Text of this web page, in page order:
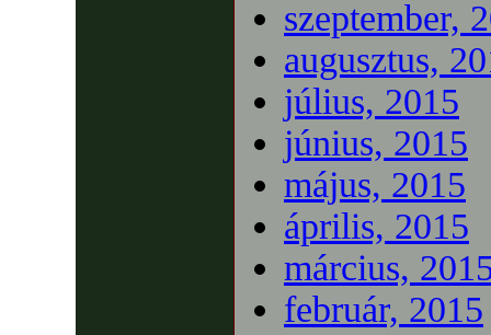
szeptember,
augusztus,
július, 2015
június, 2015
május, 2015
április, 2015
március,
február, 2015